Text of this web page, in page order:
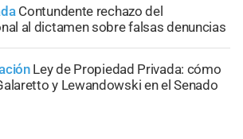
Contundente rechazo del
al dictamen sobre falsas denuncias
Ley de Propiedad Privada: cómo
y Lewandowski en el Senado